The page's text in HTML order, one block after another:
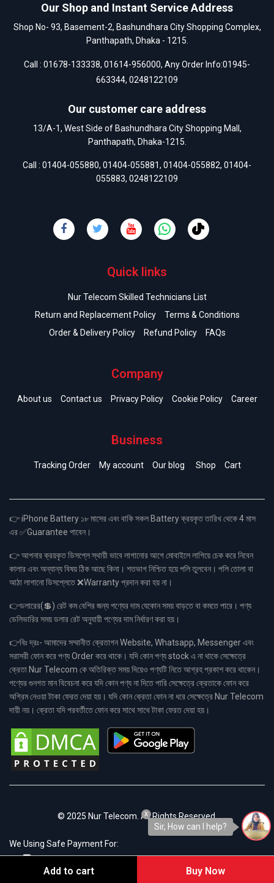
Our Shop and Instant Service Address
Shop No- 93, Basement-2, Bashundhara City Shopping Complex,
Panthapath, Dhaka - 1215.
Call : 01678-133338, 01614-956000, Any Order Info:01945-
663344, 0248122109
Our customer care address
13/A-1, West Side of Bashundhara City Shopping Mall,
Panthapath, Dhaka-1215.
Call : 01404-055880, 01404-055881, 01404-055882, 01404-
055883, 0248122109
Quick links
Nur Telecom Skilled Technicians List
Return and Replacement Policy
Terms & Conditions
Order & Delivery Policy
Refund Policy FAQs
Company
About us Contact us Privacy Policy Cookie Policy Career
Business
Tracking Order My account Our blog Shop Cart
👉 iPhone Battery ১৮ মাসের এবং বাকি সকল Battery ক্রয়কৃত তারিখ থেকে 4 মাস
এর ✅Guarantee পাবেন।
👉 আপনার ক্রয়কৃত ডিসপ্লে স্থায়ী ভাবে লাগানোর আগে মোবাইলে লাগিয়ে চেক করে নিবেন
কালার এবং অন্যান্য বিষয় ঠিক আছে কিনা। শতভাগ নিশ্চিত হয়ে পলি তুলবেন। পলি তোলা বা
আঠা লাগানো ডিসপ্লেতে ❌Warranty প্রদান করা হয় না।
👉ডলারের(💲) রেট কম বেশির জন্য পণ্যের দাম যেকোন সময় বাড়তে বা কমতে পারে। পণ্য
ডেলিভারির সময় ডলার রেট অনুযায়ী পণ্যের দাম নির্ধারণ করা হয়।
👉বিঃ দ্রঃ- আমাদের সম্মানীত ক্রেতাগন Website, Whatsapp, Messenger এবং
সরাসরী ফোন করে পণ্য Order করে থাকে। যদি কোন পণ্য stock এ না থাকে সেক্ষেত্রে
ক্রেতা Nur Telecom কে অতিরিক্ত সময় দিয়েও পণ্যটি নিতে আগ্রহ প্রকাশ করে থাকেন।
পণ্যের গুনগত মান বিবেচনা করে যদি কোন পণ্য না দিতে পারি সেক্ষেত্রে ক্রেতাকে ফোন করে
অগ্রিম নেওয়া টাকা ফেরত দেয়া হয়। যদি কোন ক্রেতা ফোন না ধরে সেক্ষেত্রে Nur Telecom
দায়ী নয়। ক্রেতা যদি পরবর্তীতে ফোন করে সাথে সাথে টাকা ফেরত দেয়া হয়।
© 2025 Nur Telecom. All Rights Reserved.
We Using Safe Payment For:
Add to cart Buy Now
Sir, How can I help?
x